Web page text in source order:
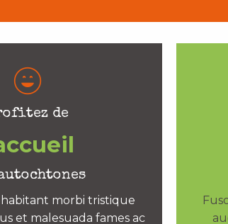
de
morbi tristique
et malesuada fames ac